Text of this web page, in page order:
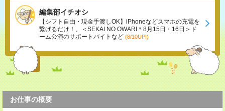
編集部イチオシ
【シフト自由・現金手渡しOK】iPhoneなどスマホの充電を
繋げるだけ！、＜SEKAI NO OWARI＊8月15日・16日＞ド
ーム公演のサポートバイトなど (8/10UP!)
お仕事の概要